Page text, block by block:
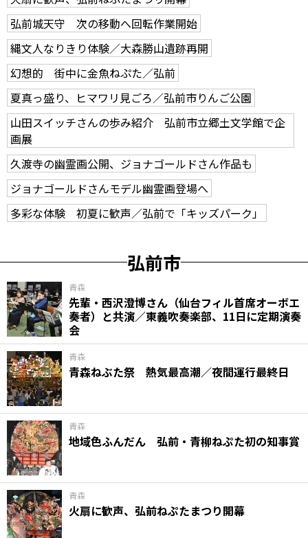
弘前城天守 次の移動へ回転作業開始
縄文人なりきり体験／大森勝山遺跡再開
幻想的 街中に金魚ねぷた／弘前
夏真っ盛り、ヒマワリ見ごろ／弘前市りんご公園
山田スイッチさんの歩み紹介 弘前市立郷土文学館で企
画展
久渡寺の幽霊画公開、ジョナゴールドさん作品も
ジョナゴールドさんモデル幽霊画登場へ
多彩な体験 初夏に歓声／弘前で「キッズパーク」
弘前市
青森
先輩・西沢澄博さん（仙台フィル首席オーボエ
奏者）と共演／東義吹奏楽部、11日に定期演奏
会
青森
青森ねぶた祭 熱気最高潮／夜間運行最終日
青森
地域色ふんだん 弘前・青柳ねぷた初の知事賞
青森
火扇に歓声、弘前ねぷたまつり開幕